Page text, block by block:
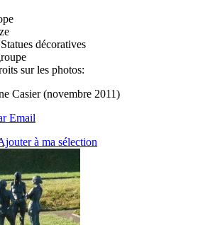
Statues décoratives
sur les photos:
Casier (novembre 2011)
Email
à ma sélection